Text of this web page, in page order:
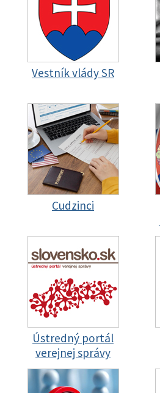
Vestník vlády SR
Cudzinci
Ústredný portál
verejnej správy